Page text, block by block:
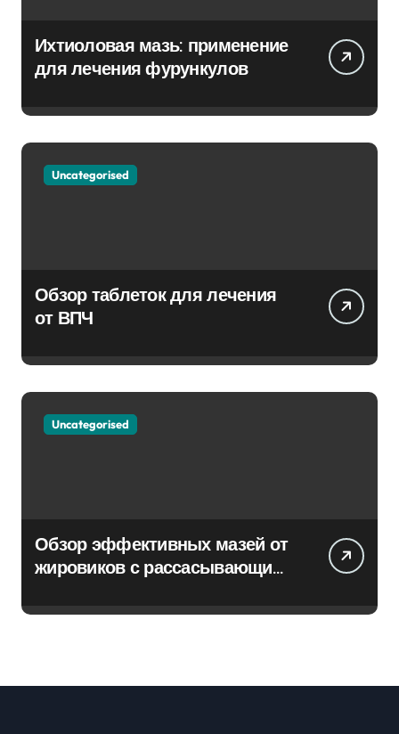
Ихтиоловая мазь: применение
для лечения фурункулов
Uncategorised
Обзор таблеток для лечения
от ВПЧ
Uncategorised
Обзор эффективных мазей от
жировиков с рассасывающим